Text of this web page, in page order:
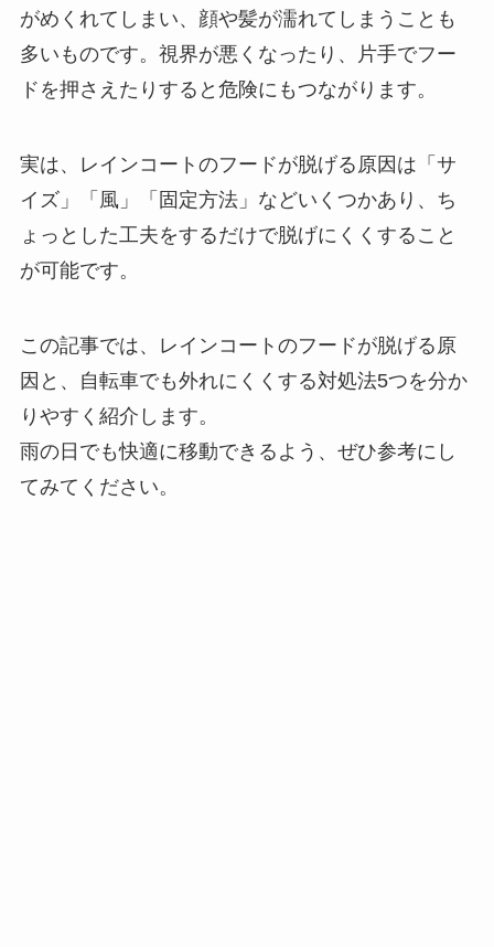
がめくれてしまい、顔や髪が濡れてしまうことも
多いものです。視界が悪くなったり、片手でフー
ドを押さえたりすると危険にもつながります。
実は、レインコートのフードが脱げる原因は「サ
イズ」「風」「固定方法」などいくつかあり、ち
ょっとした工夫をするだけで脱げにくくすること
が可能です。
この記事では、レインコートのフードが脱げる原
因と、自転車でも外れにくくする対処法5つを分か
りやすく紹介します。
雨の日でも快適に移動できるよう、ぜひ参考にし
てみてください。